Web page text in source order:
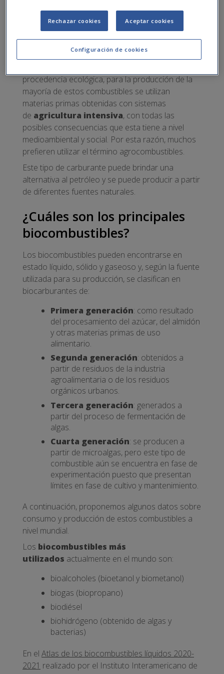
para salir de la dependencia de la dependencia de
combustibles fósiles.
A pesar de que se utilice el prefijo “bio”, que en
procedencia ecológica, para la producción de la
mayoría de estos combustibles se utilizan
materias primas obtenidas con sistemas
de agricultura intensiva, con todas las
posibles consecuencias que esta tiene a nivel
medioambiental y social. Por esta razón, muchos
prefieren utilizar el término agrocombustibles.
Este tipo de carburante puede brindar una
alternativa al petróleo y se puede producir a partir
de diferentes fuentes naturales.
¿Cuáles son los principales
biocombustibles?
Los biocombustibles pueden encontrarse en
estado líquido, sólido y gaseoso y, según la fuente
utilizada para su producción, se clasifican en
biocarburantes de:
Primera generación: como resultado
del procesamiento del azúcar, del almidón
y otras materias primas de uso
alimentario.
Segunda generación: obtenidos a
partir de residuos de la industria
agroalimentaria o de los residuos
orgánicos urbanos.
Tercera generación: generados a
partir del proceso de fermentación de
algas.
Cuarta generación: se producen a
partir de microalgas, pero este tipo de
combustible aún se encuentra en fase de
experimentación puesto que presentan
límites en fase de cultivo y mantenimiento.
A continuación, proponemos algunos datos sobre
consumo y producción de estos combustibles a
nivel mundial.
Los biocombustibles más
utilizados actualmente en el mundo son:
bioalcoholes (bioetanol y biometanol)
biogas (biopropano)
biodiésel
biohidrógeno (obtenido de algas y
bacterias)
En el Atlas de los biocombustibles líquidos 2020-
2021 realizado por el Instituto Interamericano de
Configuración de cookies
Rechazar cookies Aceptar cookies